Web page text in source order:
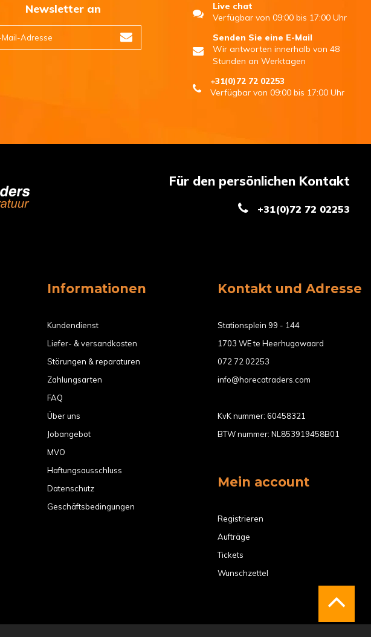
Newsletter an
Live chat
Verfügbar von 09:00 bis 17:00 Uhr
Senden Sie eine E-Mail
Wir antworten innerhalb von 48
Stunden an Werktagen
+31(0)72 72 02253
Verfügbar von 09:00 bis 17:00 Uhr
Für den persönlichen Kontakt
+31(0)72 72 02253
Informationen
Kundendienst
Liefer- & versandkosten
Störungen & reparaturen
Zahlungsarten
FAQ
Über uns
Jobangebot
MVO
Haftungsausschluss
Datenschutz
Geschäftsbedingungen
Kontakt und Adresse
Stationsplein 99 - 144
1703 WE te Heerhugowaard
072 72 02253
info@horecatraders.com
KvK nummer: 60458321
BTW nummer: NL853919458B01
Mein account
Registrieren
Aufträge
Tickets
Wunschzettel